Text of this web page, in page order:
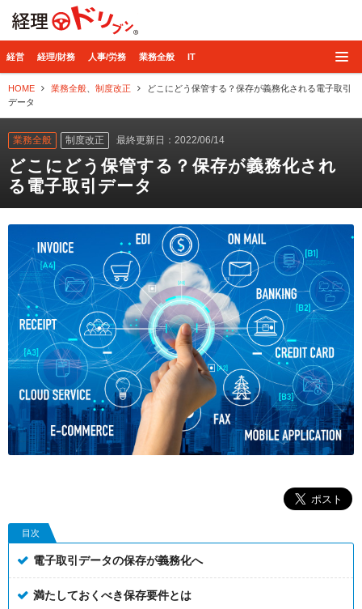
経営 経理/財務 人事/労務 業務全般 IT
HOME 業務全般 制度改正
どこにどう保管する？保存が義務化される電子取引
データ
業務全般 制度改正 最終更新日：2022/06/14
どこにどう保管する？保存が義務化され
る電子取引データ
目次
電子取引データの保存が義務化へ
満たしておくべき保存要件とは